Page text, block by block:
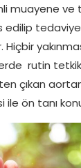
muayene ve
edilip
rutin
çıkan
ön tanı